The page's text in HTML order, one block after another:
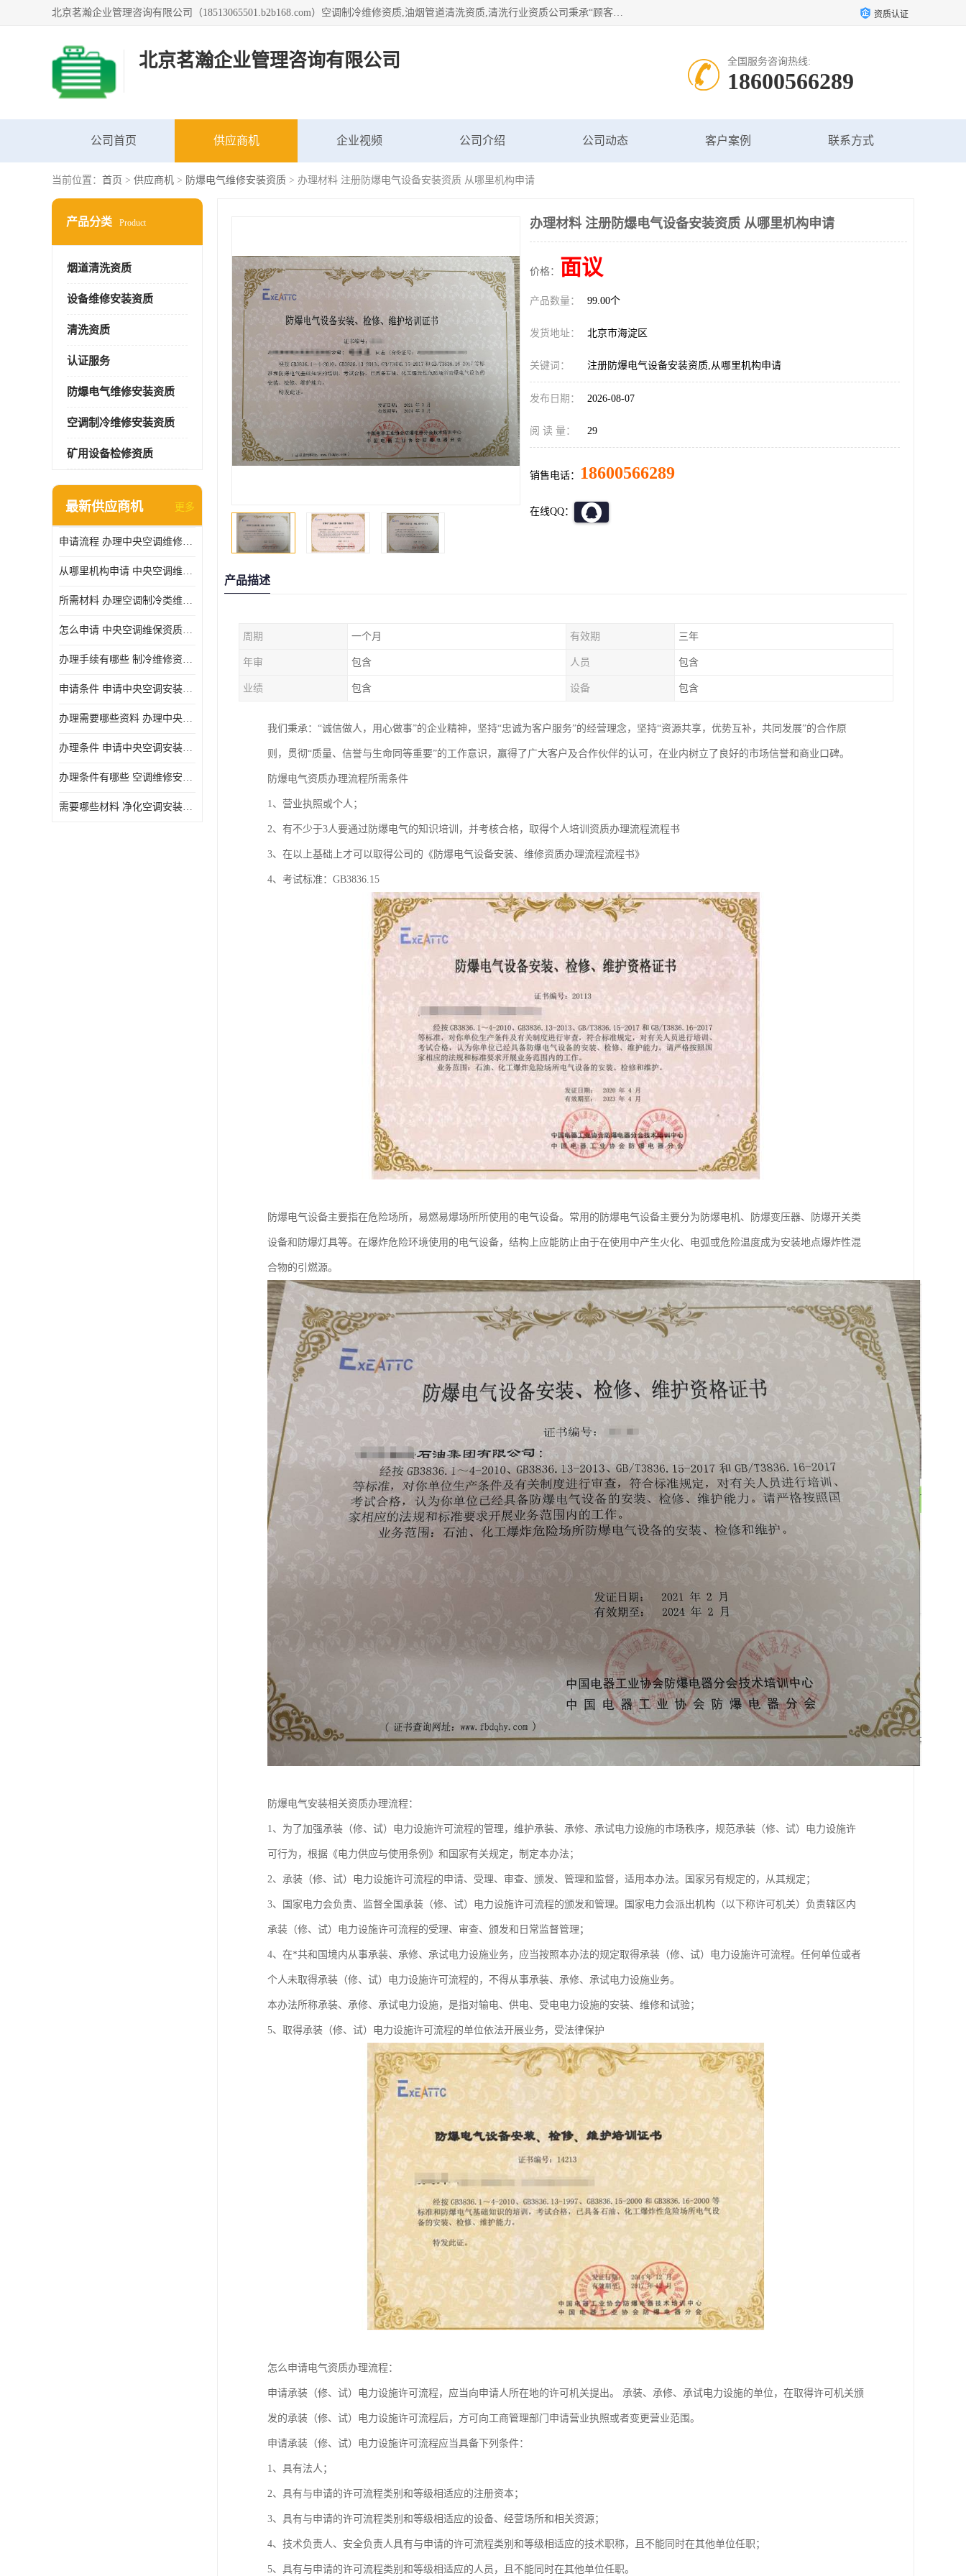
北京茗瀚企业管理咨询有限公司（18513065501.b2b168.com）空调制冷维修资质,油烟管道清洗资质,清洗行业资质公司秉承“顾客至上，锐意进缺的经营理念，我们提供高质量的产品，坚持“客户”的原则为广大客户提供贴心服务。如果你对公司的产品感兴趣，可以联系高经理，我们会用好的产品和服务让您满意。 资质认证
北京茗瀚企业管理咨询有限公司 全国服务咨询热线:
18600566289
公司首页 供应商机 企业视频 公司介绍 公司动态 客户案例 联系方式
当前位置： 首页 > 供应商机 > 防爆电气维修安装资质 > 办理材料 注册防爆电气设备安装资质 从哪里机构申请
产品分类 Product
烟道清洗资质
设备维修安装资质
清洗资质
认证服务
防爆电气维修安装资质
空调制冷维修安装资质
矿用设备检修资质
最新供应商机 更多
申请流程 办理中央空调维修安装资质所需材料
从哪里机构申请 中央空调维修安装资质申请材料
所需材料 办理空调制冷类维修资质有什么要求
怎么申请 中央空调维保资质需要哪些手续
办理手续有哪些 制冷维修资质需要什么条件
申请条件 申请中央空调安装维修资质需要哪些手续
办理需要哪些资料 办理中央空调维修安装资质手续有哪些
办理条件 申请中央空调安装维修资质需要什么条件
办理条件有哪些 空调维修安装资质需要哪些条件
需要哪些材料 净化空调安装维修资质怎么办理流程
办理材料 注册防爆电气设备安装资质 从哪里机构申请
价格： 面议
产品数量： 99.00个
发货地址： 北京市海淀区
关键词： 注册防爆电气设备安装资质,从哪里机构申请
发布日期： 2026-08-07
阅 读 量： 29
销售电话： 18600566289
在线QQ：
产品描述
周期 一个月 有效期 三年
年审 包含 人员 包含
业绩 包含 设备 包含
我们秉承：“诚信做人，用心做事”的企业精神，坚持“忠诚为客户服务”的经营理念，坚持“资源共享，优势互补，共同发展”的合作原
则，贯彻“质量、信誉与生命同等重要”的工作意识，赢得了广大客户及合作伙伴的认可，在业内树立了良好的市场信誉和商业口碑。
防爆电气资质办理流程所需条件
1、营业执照或个人；
2、有不少于3人要通过防爆电气的知识培训，并考核合格，取得个人培训资质办理流程流程书
3、在以上基础上才可以取得公司的《防爆电气设备安装、维修资质办理流程流程书》
4、考试标准：GB3836.15
防爆电气设备主要指在危险场所，易燃易爆场所所使用的电气设备。常用的防爆电气设备主要分为防爆电机、防爆变压器、防爆开关类
设备和防爆灯具等。在爆炸危险环境使用的电气设备，结构上应能防止由于在使用中产生火化、电弧或危险温度成为安装地点爆炸性混
合物的引燃源。
防爆电气安装相关资质办理流程：
1、为了加强承装（修、试）电力设施许可流程的管理，维护承装、承修、承试电力设施的市场秩序，规范承装（修、试）电力设施许
可行为，根据《电力供应与使用条例》和国家有关规定，制定本办法；
2、承装（修、试）电力设施许可流程的申请、受理、审查、颁发、管理和监督，适用本办法。国家另有规定的，从其规定；
3、国家电力会负责、监督全国承装（修、试）电力设施许可流程的颁发和管理。国家电力会派出机构（以下称许可机关）负责辖区内
承装（修、试）电力设施许可流程的受理、审查、颁发和日常监督管理；
4、在*共和国境内从事承装、承修、承试电力设施业务，应当按照本办法的规定取得承装（修、试）电力设施许可流程。任何单位或者
个人未取得承装（修、试）电力设施许可流程的，不得从事承装、承修、承试电力设施业务。
本办法所称承装、承修、承试电力设施，是指对输电、供电、受电电力设施的安装、维修和试验；
5、取得承装（修、试）电力设施许可流程的单位依法开展业务，受法律保护
怎么申请电气资质办理流程：
申请承装（修、试）电力设施许可流程，应当向申请人所在地的许可机关提出。 承装、承修、承试电力设施的单位，在取得许可机关颁
发的承装（修、试）电力设施许可流程后，方可向工商管理部门申请营业执照或者变更营业范围。
申请承装（修、试）电力设施许可流程应当具备下列条件：
1、具有法人；
2、具有与申请的许可流程类别和等级相适应的注册资本；
3、具有与申请的许可流程类别和等级相适应的设备、经营场所和相关资源；
4、技术负责人、安全负责人具有与申请的许可流程类别和等级相适应的技术职称，且不能同时在其他单位任职；
5、具有与申请的许可流程类别和等级相适应的人员，且不能同时在其他单位任职。